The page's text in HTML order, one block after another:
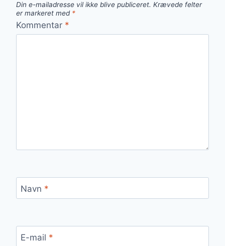
Din e-mailadresse vil ikke blive publiceret. Krævede felter
er markeret med *
Kommentar *
Navn *
E-mail *